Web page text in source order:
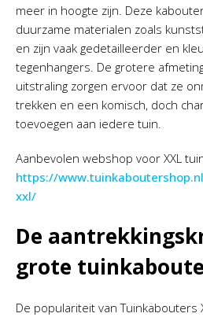
meer in hoogte zijn. Deze
duurzame materialen zoals
en zijn vaak gedetailleerder en
tegenhangers. De grotere
uitstraling zorgen ervoor dat ze
trekken en een komisch, doch
toevoegen aan iedere tuin.
Aanbevolen webshop voor XXL
https://
xxl/
De
grote
De populariteit van Tuinkabouters